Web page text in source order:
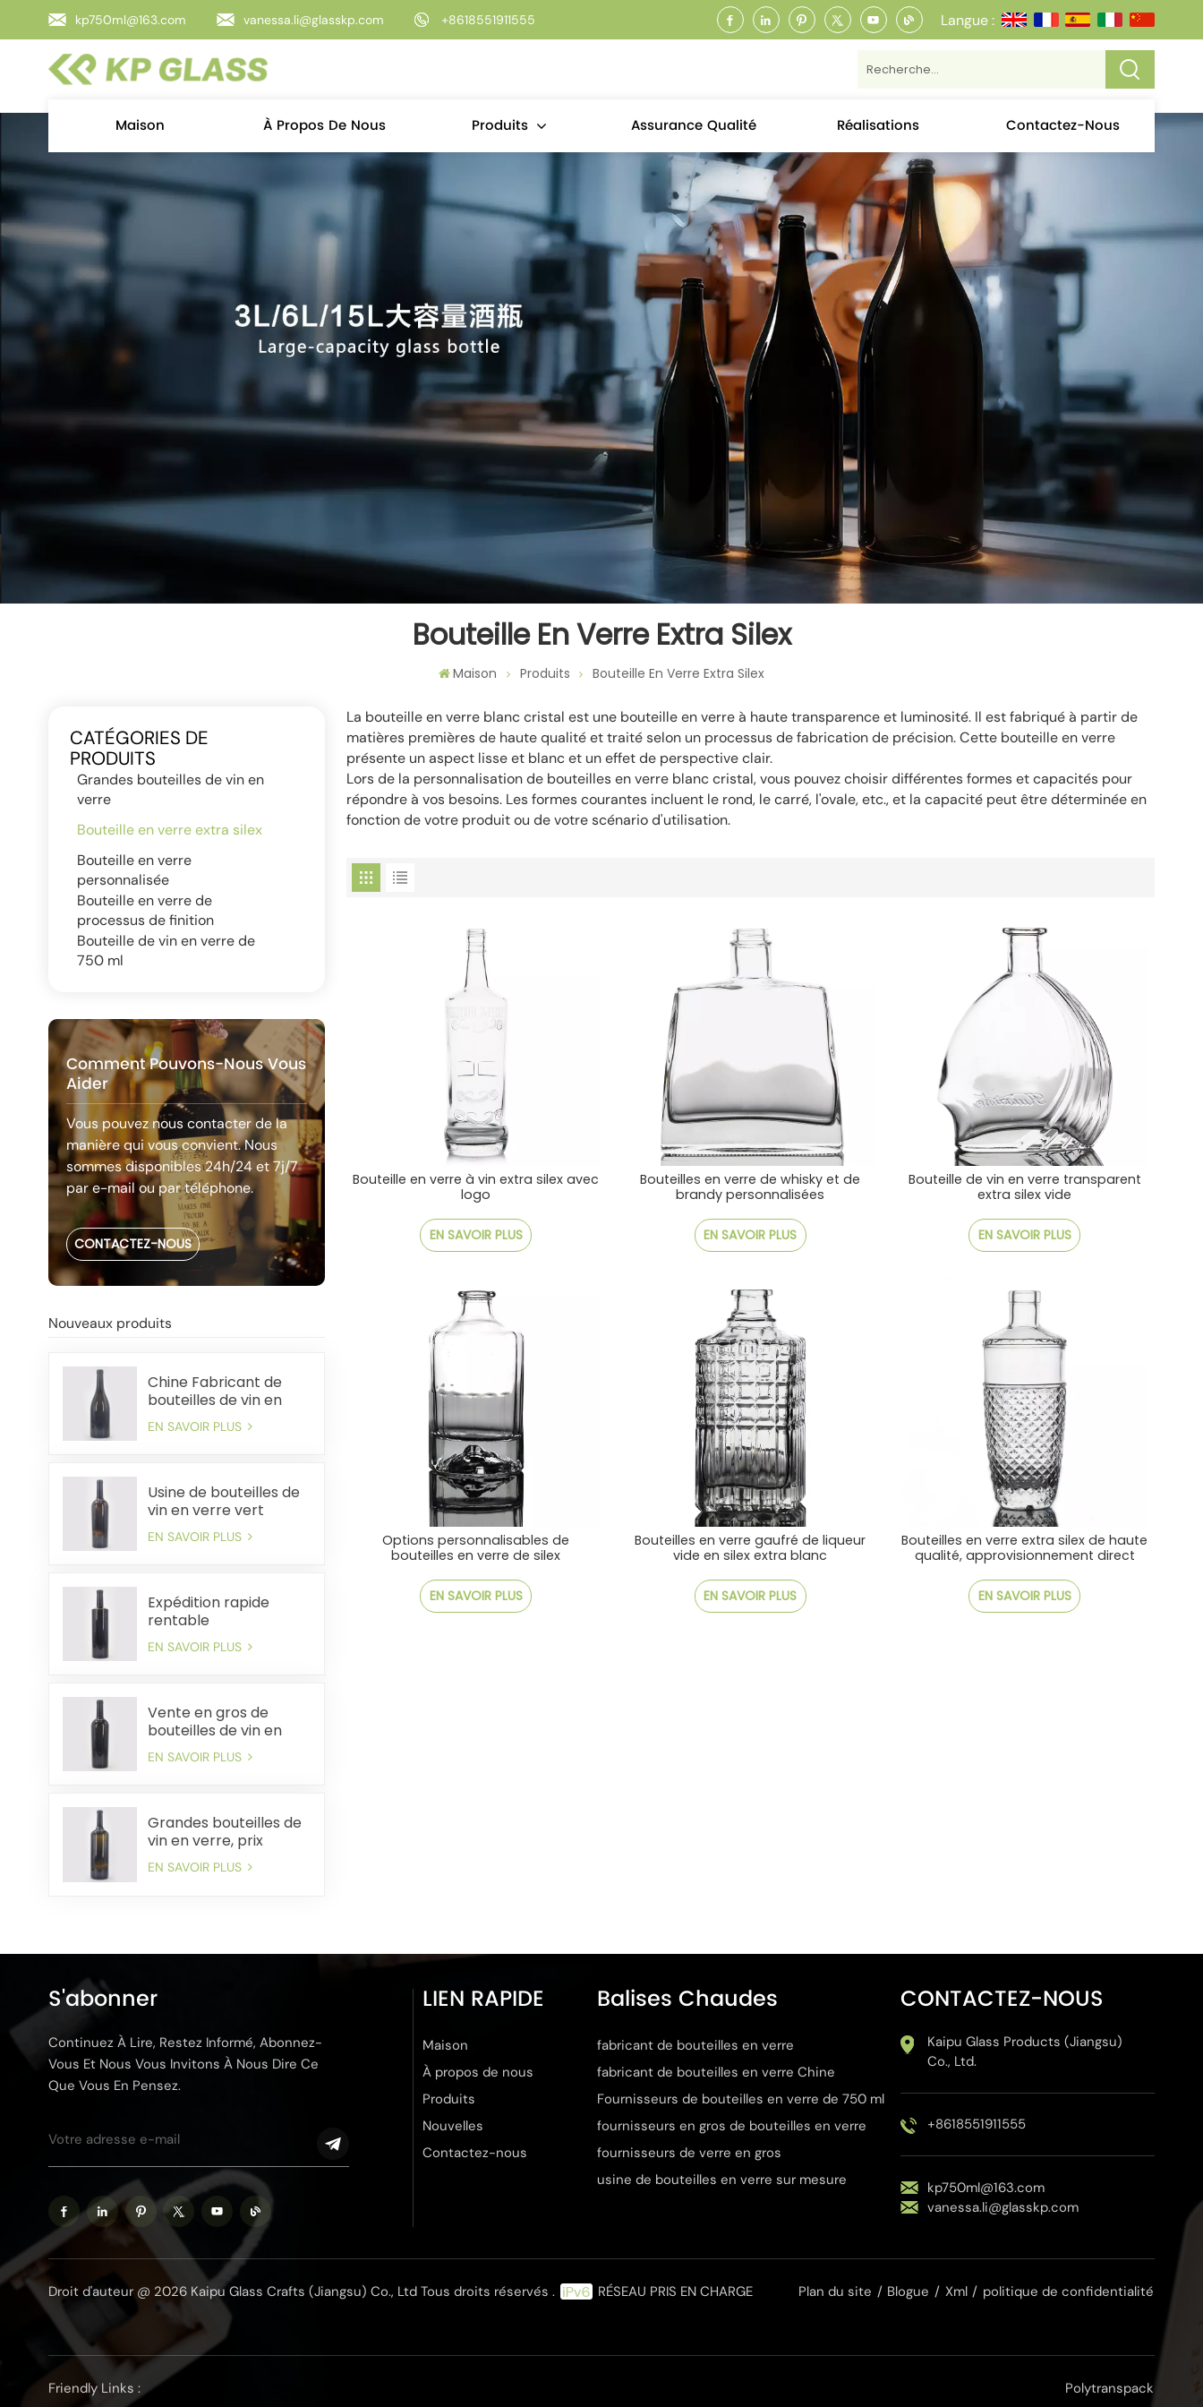
kp750ml@163.com vanessa.li@glasskp.com +8618551911555 Langue :
Maison À Propos De Nous Produits Assurance Qualité Réalisations Contactez-Nous
Bouteille En Verre Extra Silex
Maison Produits Bouteille En Verre Extra Silex
CATÉGORIES DE
PRODUITS
Grandes bouteilles de vin en
verre
Bouteille en verre extra silex
Bouteille en verre
personnalisée
Bouteille en verre de
processus de finition
Bouteille de vin en verre de
750 ml
Comment Pouvons-Nous Vous
Aider
Vous pouvez nous contacter de la
manière qui vous convient. Nous
sommes disponibles 24h/24 et 7j/7
par e-mail ou par téléphone.
CONTACTEZ-NOUS
Nouveaux produits
Chine Fabricant de
bouteilles de vin en
verre lourd de 750 ml
EN SAVOIR PLUS
Usine de bouteilles de
vin en verre vert
antique de qualité
supérieure de 750 ml
EN SAVOIR PLUS
Expédition rapide
rentable
d'approvisionnement
en vrac de bouteilles
EN SAVOIR PLUS
Vente en gros de
bouteilles de vin en
verre de 750 ml, prix
d'usine, expédition
EN SAVOIR PLUS
Grandes bouteilles de
vin en verre, prix
d'usine, livraison rapide
EN SAVOIR PLUS
La bouteille en verre blanc cristal est une bouteille en verre à haute transparence et luminosité. Il est fabriqué à partir de
matières premières de haute qualité et traité selon un processus de fabrication de précision. Cette bouteille en verre
présente un aspect lisse et blanc et un effet de perspective clair.
Lors de la personnalisation de bouteilles en verre blanc cristal, vous pouvez choisir différentes formes et capacités pour
répondre à vos besoins. Les formes courantes incluent le rond, le carré, l'ovale, etc., et la capacité peut être déterminée en
fonction de votre produit ou de votre scénario d'utilisation.
Bouteille en verre à vin extra silex avec
logo
EN SAVOIR PLUS
Bouteilles en verre de whisky et de
brandy personnalisées
EN SAVOIR PLUS
Bouteille de vin en verre transparent
extra silex vide
EN SAVOIR PLUS
Options personnalisables de
bouteilles en verre de silex
EN SAVOIR PLUS
Bouteilles en verre gaufré de liqueur
vide en silex extra blanc
EN SAVOIR PLUS
Bouteilles en verre extra silex de haute
qualité, approvisionnement direct
EN SAVOIR PLUS
S'abonner
Continuez À Lire, Restez Informé, Abonnez-
Vous Et Nous Vous Invitons À Nous Dire Ce
Que Vous En Pensez.
LIEN RAPIDE
Maison
À propos de nous
Produits
Nouvelles
Contactez-nous
Balises Chaudes
fabricant de bouteilles en verre
fabricant de bouteilles en verre Chine
Fournisseurs de bouteilles en verre de 750 ml
fournisseurs en gros de bouteilles en verre
fournisseurs de verre en gros
usine de bouteilles en verre sur mesure
CONTACTEZ-NOUS
Kaipu Glass Products (Jiangsu)
Co., Ltd.
+8618551911555
kp750ml@163.com
vanessa.li@glasskp.com
Droit d'auteur @ 2026 Kaipu Glass Crafts (Jiangsu) Co., Ltd Tous droits réservés . RÉSEAU PRIS EN CHARGE Plan du site / Blogue / Xml / politique de confidentialité
Friendly Links : Polytranspack